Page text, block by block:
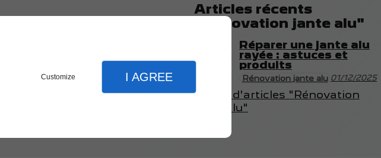
Customize I AGREE
Articles récents
"Rénovation jante alu"
Rénovation jante alu 01/12/2025
Réparer une jante alu
rayée : astuces et
produits
Plus d'articles "Rénovation
jante alu"